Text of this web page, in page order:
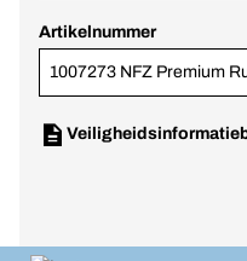
Artikelnummer
1007273 NFZ Premium